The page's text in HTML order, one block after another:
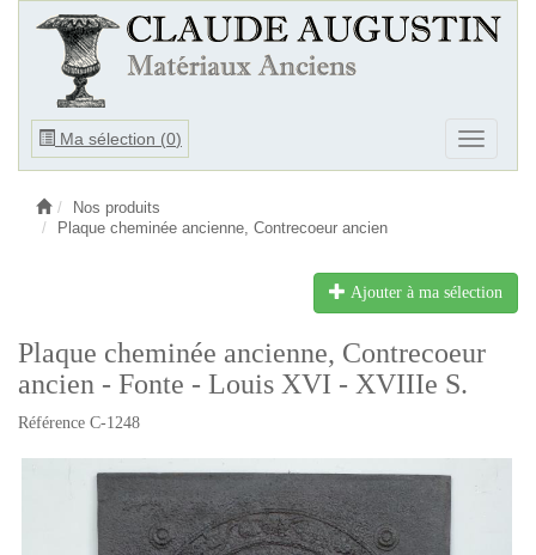
Ma sélection (0)
Ouvrir
Ouvrir
le
Nos produits
Plaque cheminée ancienne, Contrecoeur ancien
Ajouter à ma sélection
Plaque cheminée ancienne, Contrecoeur
ancien - Fonte - Louis XVI - XVIIIe S.
Référence C-1248